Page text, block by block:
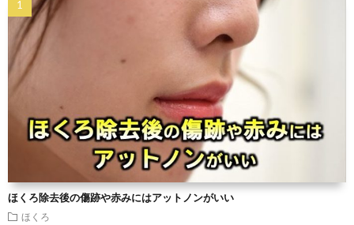
ほくろ除去後の傷跡や赤みにはアットノンがいい
ほくろ